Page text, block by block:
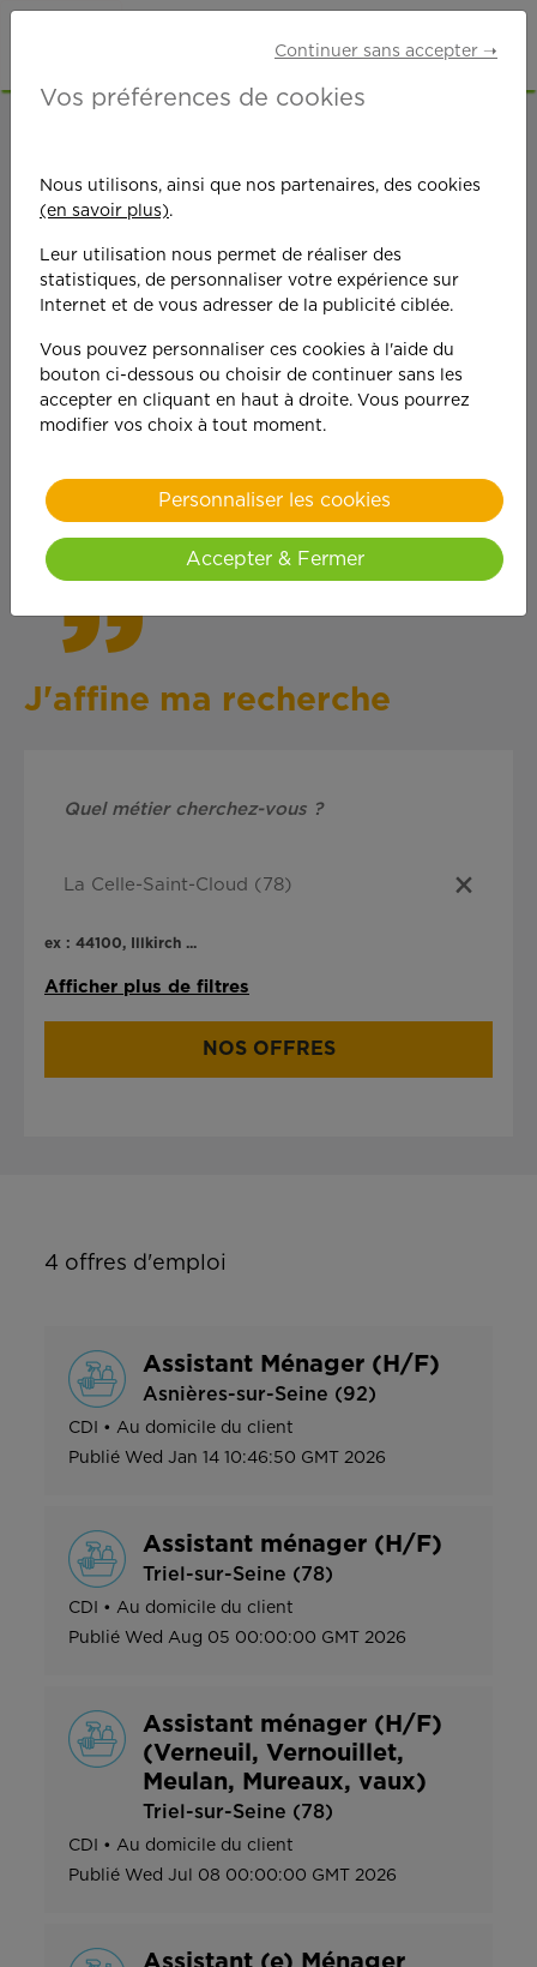
On est toujours plus
performant
quand on y met du
cœur !
J'affine ma recherche
ex : 44100, Illkirch ...
Afficher plus de filtres
NOS OFFRES
4 offres d'emploi
Assistant Ménager (H/F)
Asnières-sur-Seine (92)
CDI • Au domicile du client
Publié Wed Jan 14 10:46:50 GMT 2026
Assistant ménager (H/F)
Triel-sur-Seine (78)
CDI • Au domicile du client
Publié Wed Aug 05 00:00:00 GMT 2026
Assistant ménager (H/F)
(Verneuil, Vernouillet,
Meulan, Mureaux, vaux)
Triel-sur-Seine (78)
CDI • Au domicile du client
Publié Wed Jul 08 00:00:00 GMT 2026
Assistant (e) Ménager
Continuer sans accepter ➝
Vos préférences de cookies
Nous utilisons, ainsi que nos partenaires, des cookies
(en savoir plus).
Leur utilisation nous permet de réaliser des
statistiques, de personnaliser votre expérience sur
Internet et de vous adresser de la publicité ciblée.
Vous pouvez personnaliser ces cookies à l'aide du
bouton ci-dessous ou choisir de continuer sans les
accepter en cliquant en haut à droite. Vous pourrez
modifier vos choix à tout moment.
Personnaliser les cookies
Accepter & Fermer